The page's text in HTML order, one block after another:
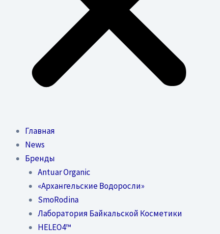
Главная
News
Бренды
Antuar Organic
«Архангельские Водоросли»
SmoRodina
Лаборатория Байкальской Косметики
HELEO4™